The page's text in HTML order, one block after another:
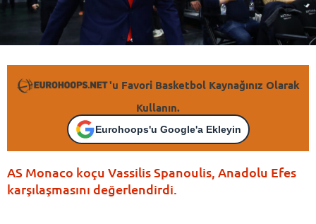
'u Favori Basketbol Kaynağınız Olarak
Kullanın.
Eurohoops'u Google'a Ekleyin
AS Monaco koçu Vassilis Spanoulis, Anadolu Efes
karşılaşmasını değerlendirdi.